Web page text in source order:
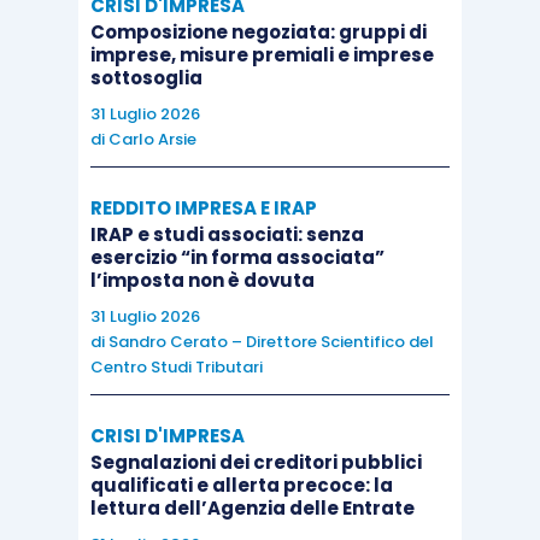
commenti di Powell fanno
aumentare le probabilità
che lui ed altri membri del
FOMC spostino verso l’alto
il sentiero delle proiezioni
“prendendo in
considerazione quanto
accaduto da dicembre a
marzo”.Gli aumenti saranno
3 o 4 nel 2018? Powell non
ha risposto, per non
pregiudicare la visione degli
altri membri del FOMC.
Mentre i mercati hanno
aumentato le probabilità di
CRISI D'IMPRESA
Composizione negoziata: gruppi di
imprese, misure premiali e imprese
sottosoglia
31 Luglio 2026
di Carlo Arsie
REDDITO IMPRESA E IRAP
IRAP e studi associati: senza
esercizio “in forma associata”
l’imposta non è dovuta
31 Luglio 2026
di Sandro Cerato – Direttore Scientifico del
Centro Studi Tributari
CRISI D'IMPRESA
Segnalazioni dei creditori pubblici
qualificati e allerta precoce: la
lettura dell’Agenzia delle Entrate